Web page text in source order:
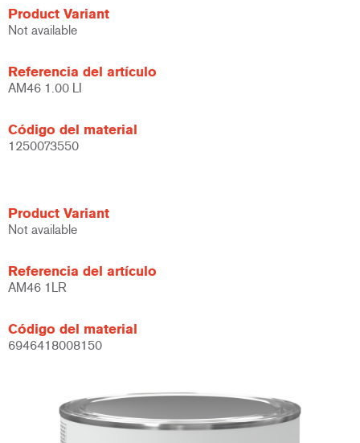
Product Variant
Not available
Referencia del artículo
AM46 1.00 LI
Código del material
1250073550
Product Variant
Not available
Referencia del artículo
AM46 1LR
Código del material
6946418008150